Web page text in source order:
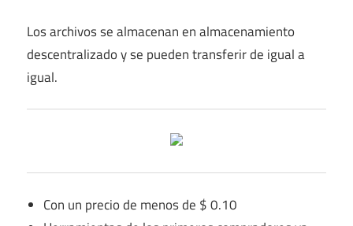
Los archivos se almacenan en almacenamiento
descentralizado y se pueden transferir de igual a
igual.
Con un precio de menos de $ 0.10